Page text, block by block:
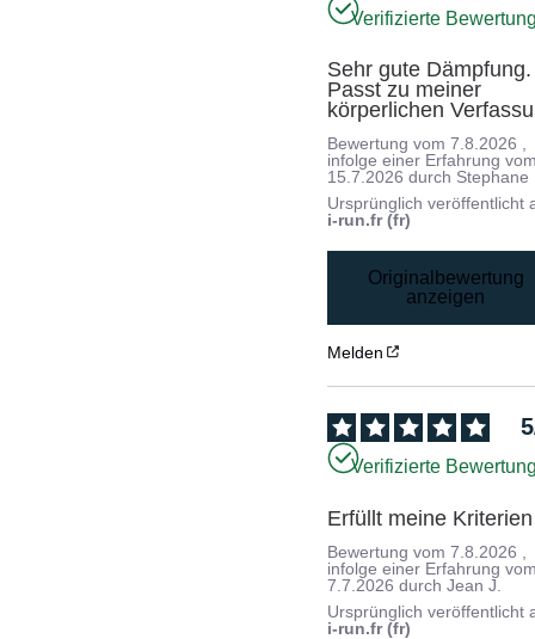
Verifizierte
Sehr gute Dämpfung.
Passt zu meiner
körperlichen
Bewertung vom7.8.2026 ,
infolge einer Erfahrung
15.7.2026 durch Stephane
Ursprünglich veröffentlicht
i-run.fr (fr)
Originalbewertung
anzeigen
Melden
5
Verifizierte
Erfüllt meine Kriterien
Bewertung vom7.8.2026
infolge einer Erfahrung
7.7.2026 durchJean J.
Ursprünglich veröffentlicht
i-run.fr (fr)